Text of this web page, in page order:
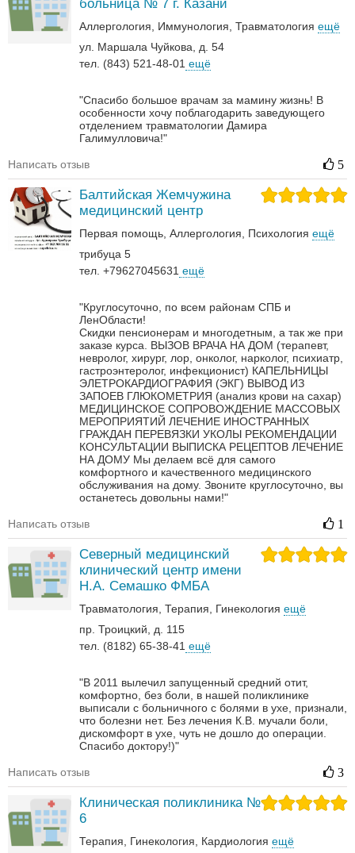
больница № 7 г. Казани
Аллергология Иммунология Травматология ещё
ул. Маршала Чуйкова, д. 54
тел. (843) 521-48-01 ещё
"Спасибо большое врачам за мамину жизнь! В
особенности хочу поблагодарить заведующего
отделением травматологии Дамира
Галимулловича!"
Написать отзыв 5
Балтийская Жемчужина
медицинский центр
Первая помощь Аллергология Психология ещё
трибуца 5
тел. +79627045631 ещё
"Круглосуточно, по всем районам СПБ и
ЛенОбласти!
Скидки пенсионерам и многодетным, а так же при
заказе курса. ВЫЗОВ ВРАЧА НА ДОМ (терапевт,
невролог, хирург, лор, онколог, нарколог, психиатр,
гастроэнтеролог, инфекционист) КАПЕЛЬНИЦЫ
ЭЛЕТРОКАРДИОГРАФИЯ (ЭКГ) ВЫВОД ИЗ
ЗАПОЕВ ГЛЮКОМЕТРИЯ (анализ крови на сахар)
МЕДИЦИНСКОЕ СОПРОВОЖДЕНИЕ МАССОВЫХ
МЕРОПРИЯТИЙ ЛЕЧЕНИЕ ИНОСТРАННЫХ
ГРАЖДАН ПЕРЕВЯЗКИ УКОЛЫ РЕКОМЕНДАЦИИ
КОНСУЛЬТАЦИИ ВЫПИСКА РЕЦЕПТОВ ЛЕЧЕНИЕ
НА ДОМУ Мы делаем всё для самого
комфортного и качественного медицинского
обслуживания на дому. Звоните круглосуточно, вы
останетесь довольны нами!"
Написать отзыв 1
Северный медицинский
клинический центр имени
Н.А. Семашко ФМБА
Травматология Терапия Гинекология ещё
пр. Троицкий, д. 115
тел. (8182) 65-38-41 ещё
"В 2011 вылечил запущенный средний отит,
комфортно, без боли, в нашей поликлинике
выписали с больничного с болями в ухе, признали,
что болезни нет. Без лечения К.В. мучали боли,
дискомфорт в ухе, чуть не дошло до операции.
Спасибо доктору!)"
Написать отзыв 3
Клиническая поликлиника №
6
Терапия Гинекология Кардиология ещё